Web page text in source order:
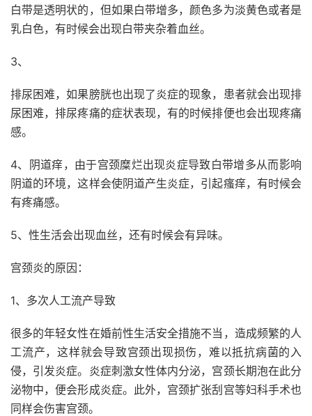
白带是透明状的，但如果白带增多，颜色多为淡黄色或者是
乳白色，有时候会出现白带夹杂着血丝。
3、
排尿困难，如果膀胱也出现了炎症的现象，患者就会出现排
尿困难，排尿疼痛的症状表现，有的时候排便也会出现疼痛
感。
4、阴道痒，由于宫颈糜烂出现炎症导致白带增多从而影响
阴道的环境，这样会使阴道产生炎症，引起瘙痒，有时候会
有疼痛感。
5、性生活会出现血丝，还有时候会有异味。
宫颈炎的原因：
1、多次人工流产导致
很多的年轻女性在婚前性生活安全措施不当，造成频繁的人
工流产，这样就会导致宫颈出现损伤，难以抵抗病菌的入
侵，引发炎症。炎症刺激女性体内分泌，宫颈长期泡在此分
泌物中，便会形成炎症。 此外，宫颈扩张刮宫等妇科手术也
同样会伤害宫颈。